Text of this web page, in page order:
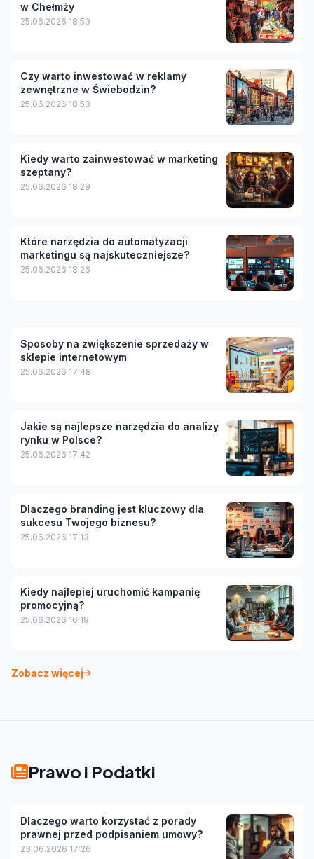
w Chełmży
25.06.2026 18:59
Czy warto inwestować w reklamy
zewnętrzne w Świebodzin?
25.06.2026 18:53
Kiedy warto zainwestować w marketing
szeptany?
25.06.2026 18:29
Które narzędzia do automatyzacji
marketingu są najskuteczniejsze?
25.06.2026 18:26
Sposoby na zwiększenie sprzedaży w
sklepie internetowym
25.06.2026 17:48
Jakie są najlepsze narzędzia do analizy
rynku w Polsce?
25.06.2026 17:42
Dlaczego branding jest kluczowy dla
sukcesu Twojego biznesu?
25.06.2026 17:13
Kiedy najlepiej uruchomić kampanię
promocyjną?
25.06.2026 16:19
Zobacz więcej
Prawo i Podatki
Dlaczego warto korzystać z porady
prawnej przed podpisaniem umowy?
23.06.2026 17:26